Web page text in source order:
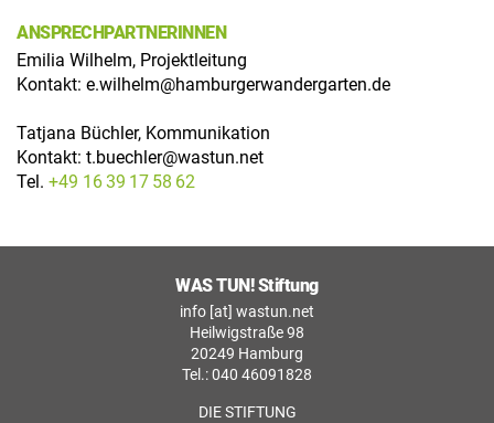
ANSPRECHPARTNERINNEN
Emilia Wilhelm, Projektleitung
Kontakt: e.wilhelm@hamburgerwandergarten.de
Tatjana Büchler, Kommunikation
Kontakt: t.buechler@wastun.net
Tel. +49 16 39 17 58 62
WAS TUN! Stiftung
info [at] wastun.net
Heilwigstraße 98
20249 Hamburg
Tel.: 040 46091828
DIE STIFTUNG